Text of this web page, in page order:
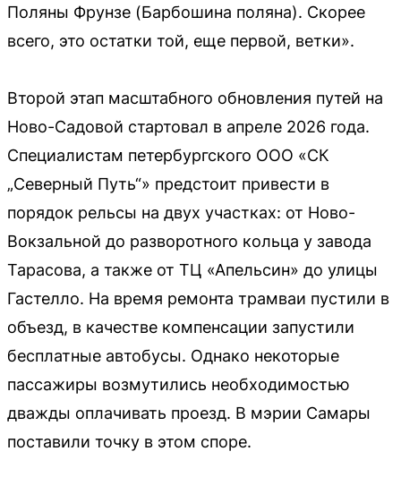
Поляны Фрунзе (Барбошина поляна). Скорее
всего, это остатки той, еще первой, ветки».
Второй этап масштабного обновления путей на
Ново-Садовой стартовал в апреле 2026 года.
Специалистам петербургского ООО «СК
„Северный Путь“» предстоит привести в
порядок рельсы на двух участках: от Ново-
Вокзальной до разворотного кольца у завода
Тарасова, а также от ТЦ «Апельсин» до улицы
Гастелло. На время ремонта трамваи пустили в
объезд, в качестве компенсации запустили
бесплатные автобусы. Однако некоторые
пассажиры возмутились необходимостью
дважды оплачивать проезд. В мэрии Самары
поставили точку в этом споре.